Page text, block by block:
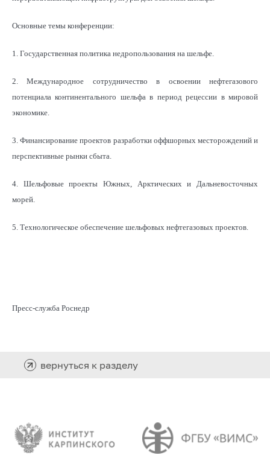
Основные темы конференции:
1. Государственная политика недропользования на шельфе.
2. Международное сотрудничество в освоении нефтегазового
потенциала континентального шельфа в период рецессии в мировой
экономике.
3. Финансирование проектов разработки оффшорных месторождений и
перспективные рынки сбыта.
4. Шельфовые проекты Южных, Арктических и Дальневосточных
морей.
5. Технологическое обеспечение шельфовых нефтегазовых проектов.
Пресс-служба Роснедр
вернуться к разделу